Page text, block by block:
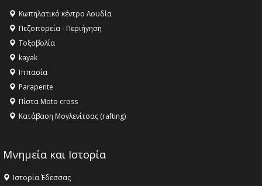
16:15 -Εργασίες συντήρησης οδοφωτισμού στην Ενωτική
Οδό Σίνδου από την Περιφέρεια Κεντρικής Μακεδονίας
11:36 -Λάκης Βασιλειάδης, Συνέντευξη PellaFm 103,3 για
το Μουσείο της Πέλλας, Λουτρά Πόζαρ και Χιονοδρομικό
18:09 -
όμορφο θερινό σινεμά της Ελλάδας!
Κωπηλατικό κέντρο Λουδία
Πεζοπορεία - Περιήγηση
Τοξοβολία
kayak
Ιππασία
Parapente
Πίστα Moto cross
Κατάβαση Μογλενίτσας (rafting)
Μνημεία και Ιστορία
Ιστορία Έδεσσας